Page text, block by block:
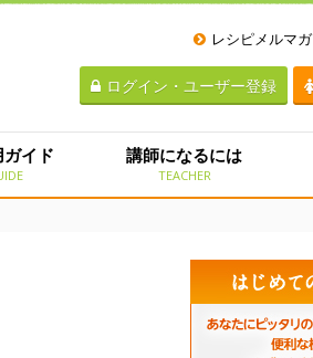
レシピメルマガ
ログイン・ユーザー登録
イド 講師になるには
TEACHER